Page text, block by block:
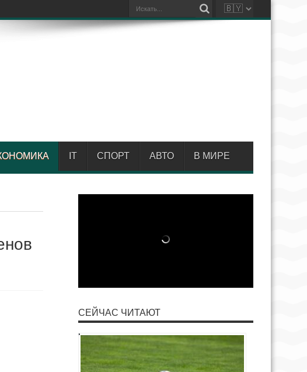
IT СПОРТ АВТО В МИРЕ
СЕЙЧАС ЧИТАЮТ